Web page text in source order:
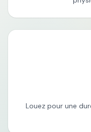
Louez pour une